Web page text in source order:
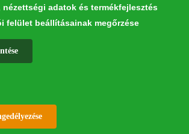
nézettségi adatok és termékfejlesztés
felület beállításainak megőrzése